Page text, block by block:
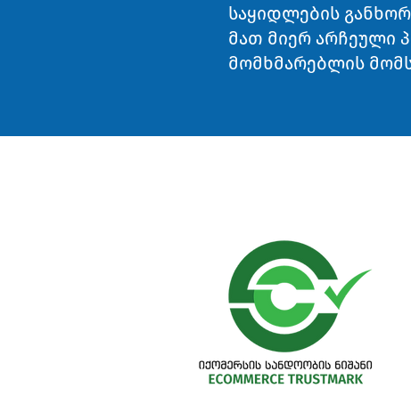
საყიდლების
მათ მიერ არჩეული
მომხმარებლის